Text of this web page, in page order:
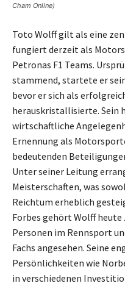
Cham Online)
Toto Wolff gilt als eine
fungiert derzeit als
Petronas F1 Teams.
stammend, startete er
bevor er sich als
herauskristallisierte. Sein
wirtschaftliche
Ernennung als
bedeutenden
Unter seiner Leitung
Meisterschaften, was
Reichtum erheblich
Forbes gehört Wolff
Personen im Rennsport
Fachs angesehen. Seine
Persönlichkeiten wie
in verschiedenen